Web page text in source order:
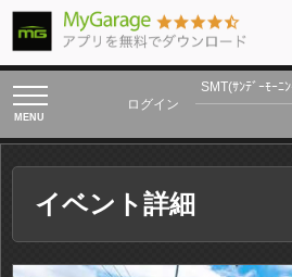
toggle
navigation
ログイン
SMT(ｻﾝﾃﾞｰﾓｰﾆ
イベント詳細